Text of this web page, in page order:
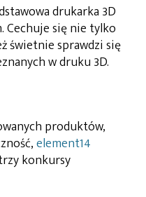
drukarka 3D
Cechuje się nie tylko
świetnie sprawdzi się
w druku 3D.
produktów,
element14
konkursy